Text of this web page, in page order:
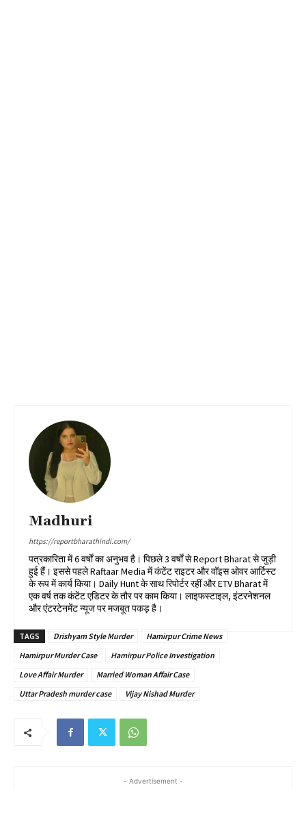
Madhuri
https://reportbharathindi.com/
पत्रकारिता में 6 वर्षों का अनुभव है। पिछले 3 वर्षों से Report Bharat से जुड़ी
हुई हैं। इससे पहले Raftaar Media में कंटेंट राइटर और वॉइस ओवर आर्टिस्ट
के रूप में कार्य किया। Daily Hunt के साथ रिपोर्टर रहीं और ETV Bharat में
एक वर्ष तक कंटेंट एडिटर के तौर पर काम किया। लाइफस्टाइल, इंटरनेशनल
और एंटरटेनमेंट न्यूज पर मजबूत पकड़ है।
TAGS Drishyam Style Murder
Hamirpur Crime News
Hamirpur Murder Case
Hamirpur Police Investigation
Love Affair Murder
Married Woman Affair Case
Uttar Pradesh murder case
Vijay Nishad Murder
- Advertisement -